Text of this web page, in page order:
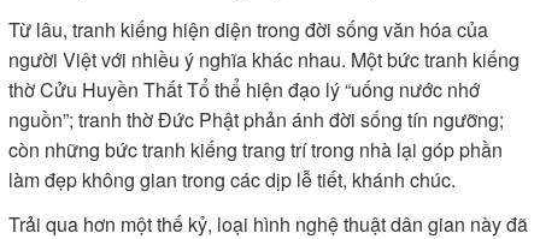
Từ lâu, tranh kiếng hiện diện trong đời sống văn hóa của
người Việt với nhiều ý nghĩa khác nhau. Một bức tranh kiếng
thờ Cửu Huyền Thất Tổ thể hiện đạo lý “uống nước nhớ
nguồn”; tranh thờ Đức Phật phản ánh đời sống tín ngưỡng;
còn những bức tranh kiếng trang trí trong nhà lại góp phần
làm đẹp không gian trong các dịp lễ tiết, khánh chúc.
Trải qua hơn một thế kỷ, loại hình nghệ thuật dân gian này đã